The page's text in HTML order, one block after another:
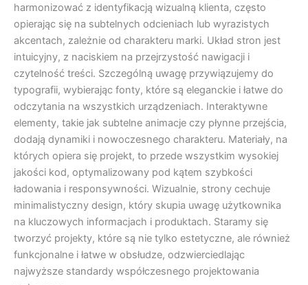
harmonizować z identyfikacją wizualną klienta, często
opierając się na subtelnych odcieniach lub wyrazistych
akcentach, zależnie od charakteru marki. Układ stron jest
intuicyjny, z naciskiem na przejrzystość nawigacji i
czytelność treści. Szczególną uwagę przywiązujemy do
typografii, wybierając fonty, które są eleganckie i łatwe do
odczytania na wszystkich urządzeniach. Interaktywne
elementy, takie jak subtelne animacje czy płynne przejścia,
dodają dynamiki i nowoczesnego charakteru. Materiały, na
których opiera się projekt, to przede wszystkim wysokiej
jakości kod, optymalizowany pod kątem szybkości
ładowania i responsywności. Wizualnie, strony cechuje
minimalistyczny design, który skupia uwagę użytkownika
na kluczowych informacjach i produktach. Staramy się
tworzyć projekty, które są nie tylko estetyczne, ale również
funkcjonalne i łatwe w obsłudze, odzwierciedlając
najwyższe standardy współczesnego projektowania